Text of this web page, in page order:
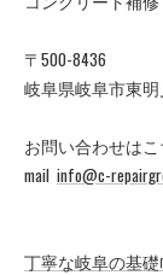
〒500-8436
岐阜県岐阜市東明
お問い合わせはこ
mail info@c-
丁寧な岐阜の基